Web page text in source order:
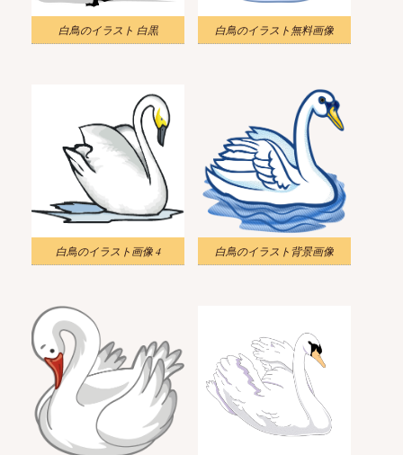
白鳥のイラスト 白黒 白鳥のイラスト無料画像
白鳥のイラスト画像 4 白鳥のイラスト背景画像